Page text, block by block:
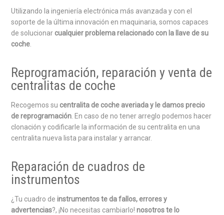
Utilizando la ingeniería electrónica más avanzada y con el
soporte de la última innovación en maquinaria, somos capaces
de solucionar cualquier problema relacionado con la llave de su
coche.
Reprogramación, reparación y venta de
centralitas de coche
Recogemos su centralita de coche averiada y le damos precio
de reprogramación. En caso de no tener arreglo podemos hacer
clonación y codificarle la información de su centralita en una
centralita nueva lista para instalar y arrancar.
Reparación de cuadros de
instrumentos
¿Tu cuadro deinstrumentos te da fallos, errores y
advertencias?, ¡No necesitas cambiarlo!nosotros te lo